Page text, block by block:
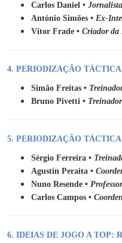
Carlos Daniel • Jornalista
António Simões • Ex-
Vítor Frade • Criador da
4. PERIODIZAÇÃO
Simão Freitas •
Bruno Pivetti •
5. PERIODIZAÇÃO
Sérgio Ferreira •
Agustín Peraita •
Nuno Resende • Professor
Carlos Campos •
6. IDEIAS DE JOGO A TOP: